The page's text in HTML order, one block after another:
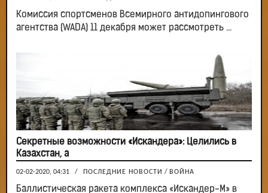
Комиссия спортсменов Всемирного антидопингового
агентства (WADA) 11 декабря может рассмотреть ...
Секретные возможности «Искандера»: Целились в
Казахстан, а
02-02-2020, 04:31 / ПОСЛЕДНИЕ НОВОСТИ / ВОЙНА
Баллистическая ракета комплекса «Искандер-М» в